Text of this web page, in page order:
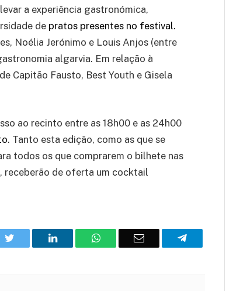
a experiência gastronómica,
de pratos presentes no festival.
Noélia Jerónimo e Louis Anjos (entre
algarvia. Em relação à
Capitão Fausto, Best Youth e Gisela
ao recinto entre as 18h00 e as 24h00
. Tanto esta edição, como as que se
todos os que comprarem o bilhete nas
, receberão de oferta um cocktail
Twitter
O
WhatsAppE-
Telegrama